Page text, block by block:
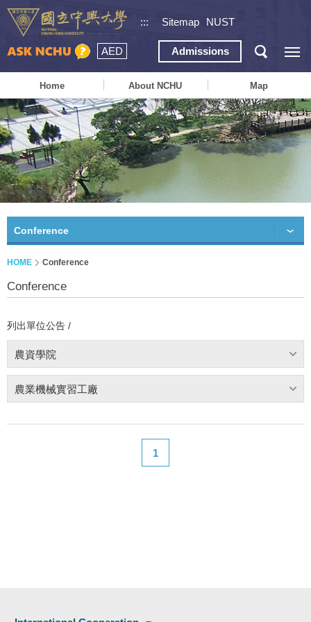
::: Sitemap NUST
AED Admissions
Home About NCHU Map
Conference
HOME Conference
Conference
列出單位公告 /
農資學院
農業機械實習工廠
1